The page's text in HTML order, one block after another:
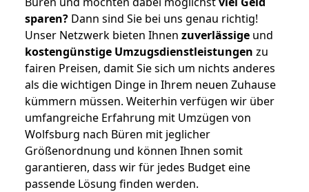
sparen? Dann sind Sie bei uns genau richtig!
Unser Netzwerk bieten Ihnen zuverlässige und
kostengünstige Umzugsdienstleistungen zu
fairen Preisen, damit Sie sich um nichts anderes
als die wichtigen Dinge in Ihrem neuen Zuhause
kümmern müssen. Weiterhin verfügen wir über
umfangreiche Erfahrung mit Umzügen von
Wolfsburg nach Büren mit jeglicher
Größenordnung und können Ihnen somit
garantieren, dass wir für jedes Budget eine
passende Lösung finden werden.